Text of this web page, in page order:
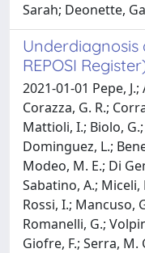
Sarah; Deonette,
REPOSI
2021-01-01 Pepe,
Corazza, G. R.;
Mattioli, I.; Biolo,
Dominguez, L.;
Modeo, M. E.; Di
Sabatino, A.; Miceli,
Rossi, I.; Mancuso,
Romanelli, G.;
Giofre, F.; Serra, M.